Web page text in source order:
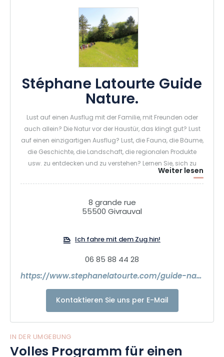
Stéphane Latourte Guide
Nature.
Lust auf einen Ausflug mit der Familie, mit Freunden oder
auch allein? Die Natur vor der Haustür, das klingt gut? Lust
auf einen einzigartigen Ausflug? Lust, die Fauna, die Bäume,
die Geschichte, die Landschaft, die regionalen Produkte
usw. zu entdecken und zu verstehen? Lernen Sie, sich zu
orientieren, mit einem Pferd auszurücken, vertrauliche Orte zu
entdecken, die markierten Wege zu verlassen und abseits
der Pisten zu gehen!
Vom Lac du Der zum Lac de Madine, von der Argonne zum
Eparges, der Wald der Erneuerung.
Schulausflüge.
Weiter lesen
8 grande rue
55500 Givrauval
Ich fahre mit dem Zug hin!
06 85 88 44 28
https://www.stephanelatourte.com/guide-nature
Kontaktieren Sie uns per E-Mail
IN DER UMGEBUNG
Volles Programm für einen